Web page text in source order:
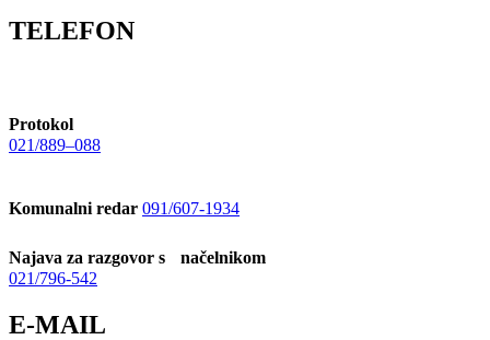
TELEFON
Protokol
021/889–088
Komunalni redar 091/607-1934
Najava za razgovor s načelnikom
021/796-542
E-MAIL